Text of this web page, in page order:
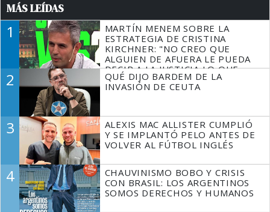
MÁS LEÍDAS
1
MARTÍN MENEM SOBRE LA
ESTRATEGIA DE CRISTINA
KIRCHNER: "NO CREO QUE
ALGUIEN DE AFUERA LE PUEDA
DECIR A LA JUSTICIA LO QUE
TIENE QUE HACER"
2
QUÉ DIJO BARDEM DE LA
INVASIÓN DE CEUTA
3
ALEXIS MAC ALLISTER CUMPLIÓ
Y SE IMPLANTÓ PELO ANTES DE
VOLVER AL FÚTBOL INGLÉS
4
CHAUVINISMO BOBO Y CRISIS
CON BRASIL: LOS ARGENTINOS
SOMOS DERECHOS Y HUMANOS